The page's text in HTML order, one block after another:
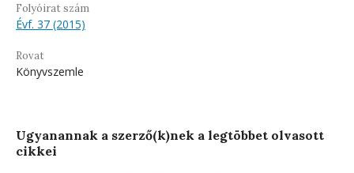
Folyóirat szám
Évf. 37 (2015)
Rovat
Könyvszemle
Ugyanannak a szerző(k)nek a legtöbbet olvasott
cikkei